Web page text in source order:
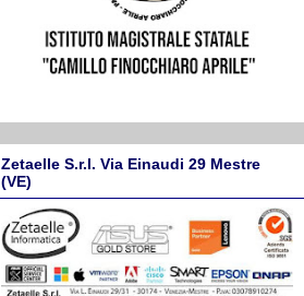
Zetaelle S.r.l. Via Einaudi 29 Mestre
(VE)